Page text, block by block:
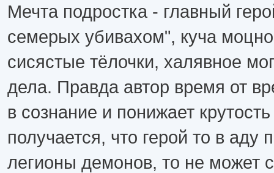
Мечта подростка - главный
семерых убивахом", куча
сисястые тёлочки, халявное
дела. Правда автор время от
в сознание и понижает
получается, что герой то в аду
легионы демонов, то не может